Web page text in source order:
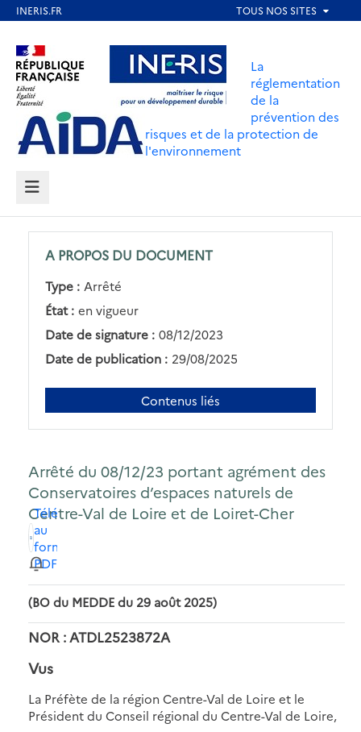
contenu
principal
Aller au contenu Aller au menu
Aller au pied de page
La
réglementation
de la
prévention des
risques et de la protection de
l'environnement
MENU
A PROPOS DU DOCUMENT
Type : Arrêté
État : en vigueur
Date de signature : 08/12/2023
Date de publication : 29/08/2025
Contenus liés
Arrêté du 08/12/23 portant agrément des
Conservatoires d’espaces naturels de
Centre-Val de Loire et de Loiret-Cher
Télécharger
au
format
PDF
(BO du MEDDE du 29 août 2025)
NOR : ATDL2523872A
Vus
La Préfète de la région Centre-Val de Loire et le
Président du Conseil régional du Centre-Val de Loire,